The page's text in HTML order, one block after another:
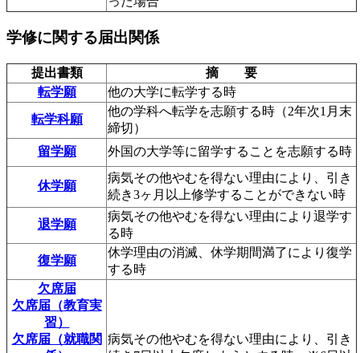
学修に関する届出関係
提出書類
摘 要
転学願
他の大学に転学する時
転学科願
他の学科へ転学を志願する時（2年次1月末
締切）
留学願
外国の大学等に留学することを志願する時
休学願
病気その他やむを得ない理由により、引き
続き3ヶ月以上修学することができない時
退学願
病気その他やむを得ない理由により退学す
る時
復学願
休学理由の消滅、休学期間満了により復学
する時
欠席届
欠席届（教育実
習）
欠席届（就職関 病気その他やむを得ない理由により、引き